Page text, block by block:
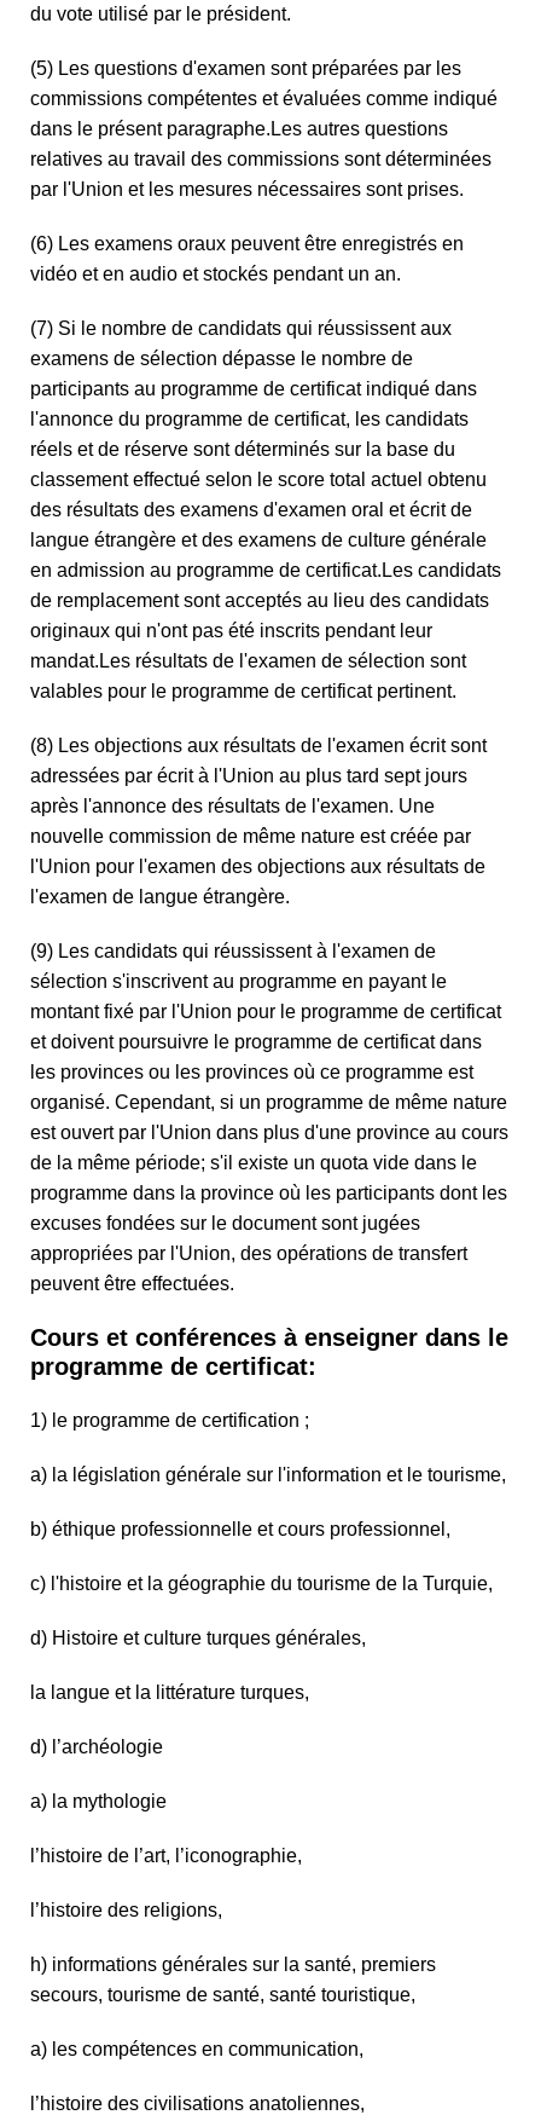
du vote utilisé par le président.
(5) Les questions d'examen sont préparées par les
commissions compétentes et évaluées comme indiqué
dans le présent paragraphe.Les autres questions
relatives au travail des commissions sont déterminées
par l'Union et les mesures nécessaires sont prises.
(6) Les examens oraux peuvent être enregistrés en
vidéo et en audio et stockés pendant un an.
(7) Si le nombre de candidats qui réussissent aux
examens de sélection dépasse le nombre de
participants au programme de certificat indiqué dans
l'annonce du programme de certificat, les candidats
réels et de réserve sont déterminés sur la base du
classement effectué selon le score total actuel obtenu
des résultats des examens d'examen oral et écrit de
langue étrangère et des examens de culture générale
en admission au programme de certificat.Les candidats
de remplacement sont acceptés au lieu des candidats
originaux qui n'ont pas été inscrits pendant leur
mandat.Les résultats de l'examen de sélection sont
valables pour le programme de certificat pertinent.
(8) Les objections aux résultats de l'examen écrit sont
adressées par écrit à l'Union au plus tard sept jours
après l'annonce des résultats de l'examen. Une
nouvelle commission de même nature est créée par
l'Union pour l'examen des objections aux résultats de
l'examen de langue étrangère.
(9) Les candidats qui réussissent à l'examen de
sélection s'inscrivent au programme en payant le
montant fixé par l'Union pour le programme de certificat
et doivent poursuivre le programme de certificat dans
les provinces ou les provinces où ce programme est
organisé. Cependant, si un programme de même nature
est ouvert par l'Union dans plus d'une province au cours
de la même période; s'il existe un quota vide dans le
programme dans la province où les participants dont les
excuses fondées sur le document sont jugées
appropriées par l'Union, des opérations de transfert
peuvent être effectuées.
Cours et conférences à enseigner dans le
programme de certificat:
1) le programme de certification ;
a) la législation générale sur l'information et le tourisme,
b) éthique professionnelle et cours professionnel,
c) l'histoire et la géographie du tourisme de la Turquie,
d) Histoire et culture turques générales,
la langue et la littérature turques,
d) l’archéologie
a) la mythologie
l’histoire de l’art, l’iconographie,
l’histoire des religions,
h) informations générales sur la santé, premiers
secours, tourisme de santé, santé touristique,
a) les compétences en communication,
l’histoire des civilisations anatoliennes,